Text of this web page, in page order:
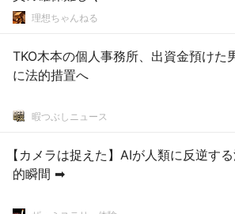
理想ちゃんねる
TKO木本の個人事務所、出資金預けた
に法的措置へ
暇つぶしニュース
【カメラは捉えた】AIが人類に反逆す
的瞬間 ➡